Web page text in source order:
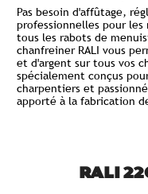
Pas besoin d'affûtage,
professionnelles pour les
tous les rabots de
chanfreiner RALI vous
et d'argent sur tous vos
spécialement conçus
charpentiers et
apporté à la fabrication
RALI